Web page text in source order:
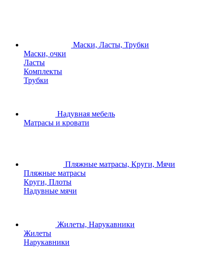
Маски, Ласты, Трубки
Маски, очки
Ласты
Комплекты
Трубки
Надувная мебель
Матрасы и кровати
Пляжные матрасы, Круги, Мячи
Пляжные матрасы
Круги, Плоты
Надувные мячи
Жилеты, Нарукавники
Жилеты
Нарукавники